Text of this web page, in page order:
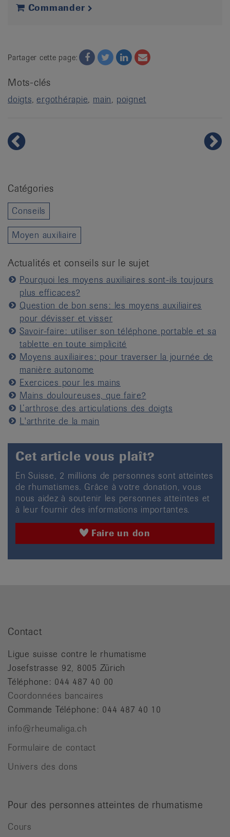
Commander
Partager cette page: Facebook
TwitterTwitterEmail
Mots-clés
doigts ergothérapie main poignet
Catégories
Conseils
Moyen auxiliaire
Actualités et conseils sur le sujet
Pourquoi les moyens auxiliaires sont-ils toujours
plus efficaces?
Question de bon sens: les moyens auxiliaires
pour dévisser et visser
Savoir-faire: utiliser son téléphone portable et sa
tablette en toute simplicité
Moyens auxiliaires: pour traverser la journée de
manière autonome
Exercices pour les mains
Mains douloureuses, que faire?
L’arthrose des articulations des doigts
L'arthrite de la main
Cet article vous plaît?
En Suisse, 2 millions de personnes sont atteintes
de rhumatismes. Grâce à votre donation, vous
nous aidez à soutenir les personnes atteintes et
à leur fournir des informations importantes.
Faire un don
Contact
Ligue suisse contre le rhumatisme
Josefstrasse 92, 8005 Zürich
Téléphone: 044 487 40 00
Coordonnées bancaires
Commande Téléphone: 044 487 40 10
info@rheumaliga.ch
Formulaire de contact
Univers des dons
Pour des personnes atteintes de rhumatisme
Cours